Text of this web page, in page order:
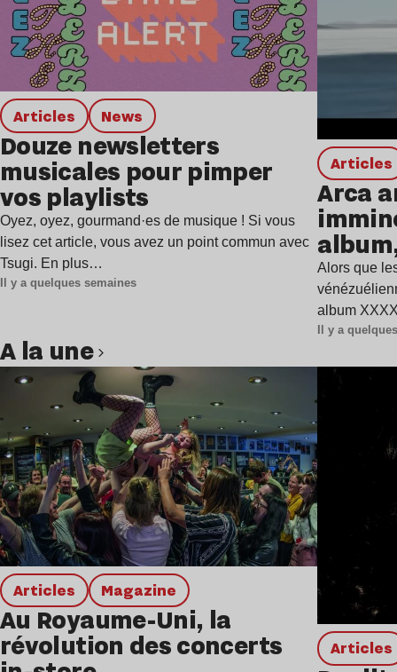
Articles news
Douze newsletters
musicales pour pimper
vos playlists
Oyez, oyez, gourmand·es de musique ! Si vous
lisez cet article, vous avez un point commun avec
Tsugi. En plus…
Il y a quelques semaines
Articles
Arca
Alors que
album
Il y a
A la une
Articles magazine
Au Royaume-Uni, la
révolution des concerts Articles
Lire l’article